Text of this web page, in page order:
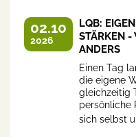
02.10
2026
LQB:
STÄRKEN
ANDERS
Einen Tag
die eigene
gleichzeitig
persönliche
sich selbst